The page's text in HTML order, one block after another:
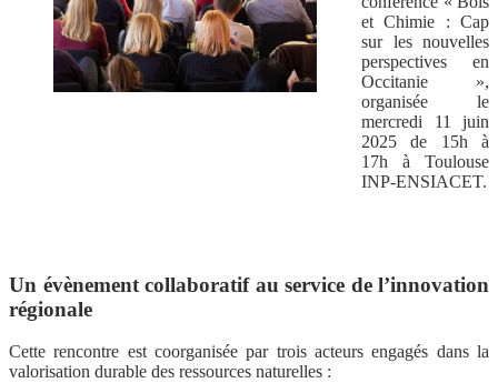
et Chimie : Cap
sur les nouvelles
perspectives en
Occitanie »,
organisée le
mercredi 11 juin
2025 de 15h à
17h à Toulouse
INP-ENSIACET.
Un évènement collaboratif au service de l’innovation
régionale
Cette rencontre est coorganisée par trois acteurs engagés dans la
valorisation durable des ressources naturelles :